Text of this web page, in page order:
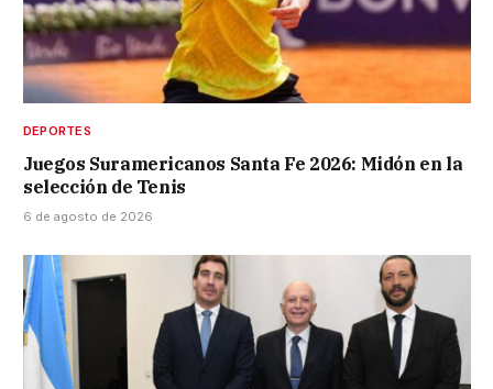
DEPORTES
Juegos Suramericanos Santa Fe 2026: Midón en la
selección de Tenis
6 de agosto de 2026